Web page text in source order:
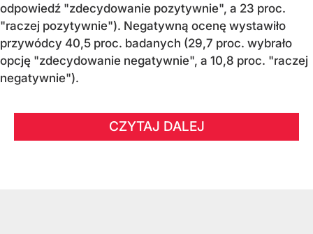
odpowiedź "zdecydowanie pozytywnie", a 23 proc.
"raczej pozytywnie"). Negatywną ocenę wystawiło
przywódcy 40,5 proc. badanych (29,7 proc. wybrało
opcję "zdecydowanie negatywnie", a 10,8 proc. "raczej
negatywnie").
CZYTAJ DALEJ